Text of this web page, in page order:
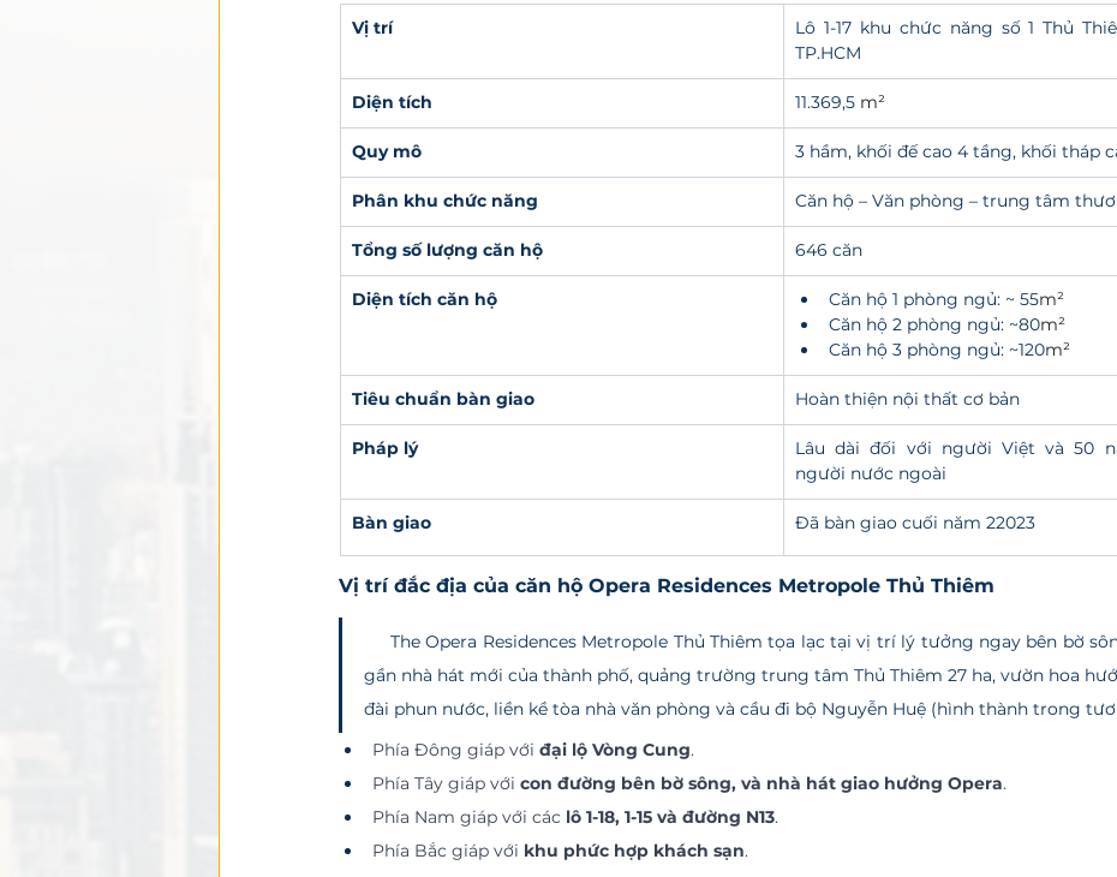
Vị trí
Lô 1-17 khu chức năng số 1 Thủ
TP.HCM
Diện tích 11.369,5 m²
Quy mô 3 hầm, khối đế cao 4 tầng, khối tháp
Phân khu chức năng Căn hộ – Văn phòng – trung tâm
Tổng số lượng căn hộ 646 căn
Diện tích căn hộ Căn hộ 1 phòng ngủ: ~ 55m²
Căn hộ 2 phòng ngủ: ~80m²
Căn hộ 3 phòng ngủ: ~120m²
Tiêu chuẩn bàn giao Hoàn thiện nội thất cơ bản
Pháp lý
Lâu dài đối với người Việt và 50
người nước ngoài
Bàn giao Đã bàn giao cuối năm 22023
Vị trí đắc địa của căn hộ Opera Residences Metropole Thủ Thiêm
gần nhà hát mới của thành phố, quảng trường trung tâm Thủ Thiêm 27 ha, vườn hoa
đài phun nước, liền kề tòa nhà văn phòng và cầu đi bộ Nguyễn Huệ (hình thành trong
Phía Đông giáp với đại lộ Vòng Cung.
Phía Tây giáp với con đường bên bờ sông, và nhà hát giao hưởng Opera.
Phía Nam giáp với các lô 1-18, 1-15 và đường N13.
Phía Bắc giáp với khu phức hợp khách sạn.